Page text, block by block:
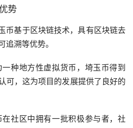
势
币基于区块链技术，具有区块链去
追溯等优势。
种地方性虚拟货币，埼玉币得到
可，这为项目的发展提供了良好的
社区中拥有一批积极参与者，社